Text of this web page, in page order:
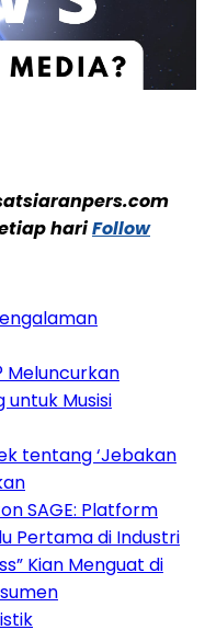
hariFollow
Meluncurkan
untuk Musisi
tentang ‘Jebakan
SAGE: Platform
Pertama di Industri
Kian Menguat di